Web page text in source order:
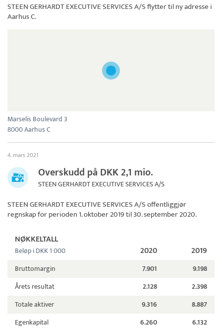
STEEN GERHARDT EXECUTIVE SERVICES A/Sflytter til ny adresse i
Aarhus C.
Marselis Boulevard 3
8000 Aarhus C
4. mars 2021
Overskudd på DKK 2,1 mio.
STEEN GERHARDT EXECUTIVE SERVICES A/S
STEEN GERHARDT EXECUTIVE SERVICES A/Soffentliggjør
regnskap for perioden 1. oktober 2019 til 30. september 2020.
NØKKELTALL
Beløp i DKK 1 000 2020 2019
Bruttomargin 7.901
9.198
Årets resultat
2.128
2.398
Totale aktiver
9.316
8.887
Egenkapital
6.260 6.132